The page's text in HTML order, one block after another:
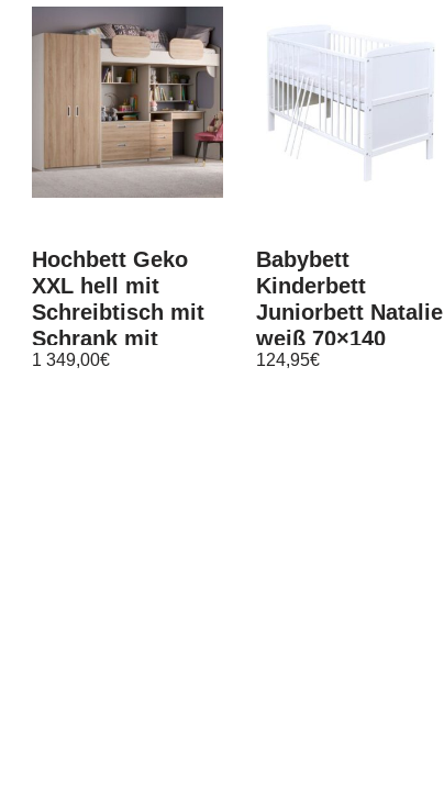
Hochbett Geko
XXL hell mit
Schreibtisch mit
Schrank mit
Kommode
1 349,00€
Babybett
Kinderbett
Juniorbett Natalie
weiß 70×140
umbaubar
124,95€